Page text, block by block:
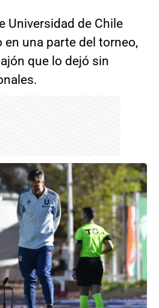
Universidad de Chile
en una parte del torneo,
que lo dejó sin